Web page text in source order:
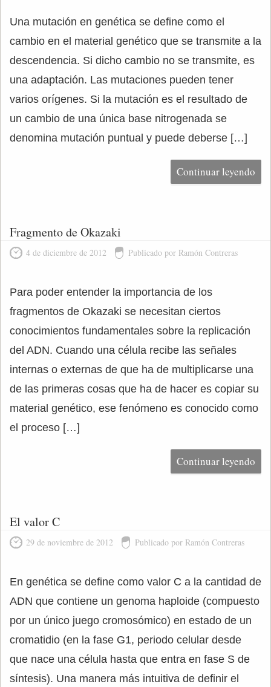
Una mutación en genética se define como el
cambio en el material genético que se transmite a la
descendencia. Si dicho cambio no se transmite, es
una adaptación. Las mutaciones pueden tener
varios orígenes. Si la mutación es el resultado de
un cambio de una única base nitrogenada se
denomina mutación puntual y puede deberse […]
Continuar leyendo
Fragmento de Okazaki
4 de diciembre de 2012 Publicado por Ramón Contreras
Para poder entender la importancia de los
fragmentos de Okazaki se necesitan ciertos
conocimientos fundamentales sobre la replicación
del ADN. Cuando una célula recibe las señales
internas o externas de que ha de multiplicarse una
de las primeras cosas que ha de hacer es copiar su
material genético, ese fenómeno es conocido como
el proceso […]
Continuar leyendo
El valor C
29 de noviembre de 2012 Publicado por Ramón Contreras
En genética se define como valor C a la cantidad de
ADN que contiene un genoma haploide (compuesto
por un único juego cromosómico) en estado de un
cromatidio (en la fase G1, periodo celular desde
que nace una célula hasta que entra en fase S de
síntesis). Una manera más intuitiva de definir el